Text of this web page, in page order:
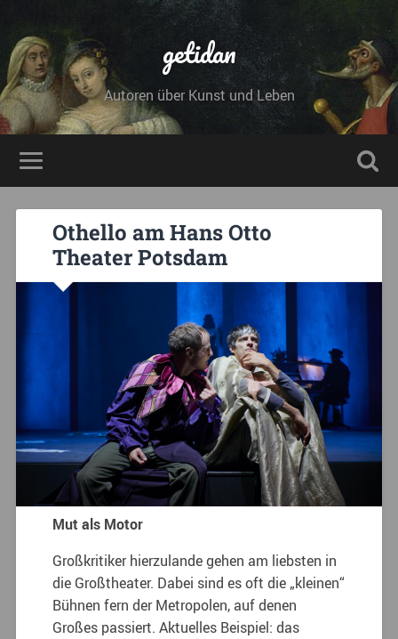
getidan
Autoren über Kunst und Leben
Othello am Hans Otto
Theater Potsdam
Mut als Motor
Großkritiker hierzulande gehen am liebsten in
die Großtheater. Dabei sind es oft die „kleinen“
Bühnen fern der Metropolen, auf denen
Großes passiert. Aktuelles Beispiel: das